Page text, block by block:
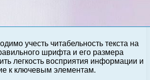
учесть читабельность текста на
шрифта и его размера
легкость восприятия информации и
к ключевым элементам.